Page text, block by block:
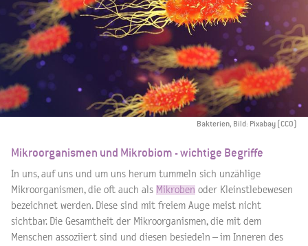
Bakterien, Bild: Pixabay (CC0)
Mikroorganismen und Mikrobiom - wichtige Begriffe
In uns, auf uns und um uns herum tummeln sich unzählige
Mikroorganismen, die oft auch als Mikroben oder Kleinstlebewesen
bezeichnet werden. Diese sind mit freiem Auge meist nicht
sichtbar. Die Gesamtheit der Mikroorganismen, die mit dem
Menschen assoziiert sind und diesen besiedeln – im Inneren des